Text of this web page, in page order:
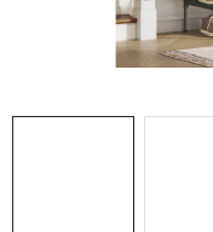
DOPLNKY A